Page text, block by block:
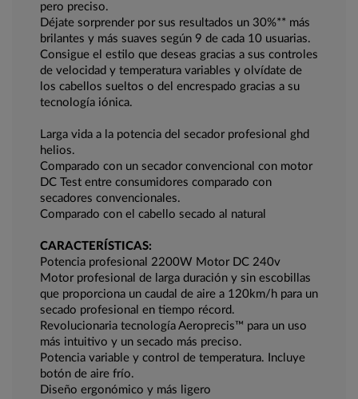
pero preciso.
Déjate sorprender por sus resultados un 30%** más
brilantes y más suaves según 9 de cada 10 usuarias.
Consigue el estilo que deseas gracias a sus controles
de velocidad y temperatura variables y olvídate de
los cabellos sueltos o del encrespado gracias a su
tecnología iónica.
Larga vida a la potencia del secador profesional ghd
helios.
Comparado con un secador convencional con motor
DC Test entre consumidores comparado con
secadores convencionales.
Comparado con el cabello secado al natural
CARACTERÍSTICAS:
Potencia profesional 2200W Motor DC 240v
Motor profesional de larga duración y sin escobillas
que proporciona un caudal de aire a 120km/h para un
secado profesional en tiempo récord.
Revolucionaria tecnología Aeroprecis™ para un uso
más intuitivo y un secado más preciso.
Potencia variable y control de temperatura. Incluye
botón de aire frío.
Diseño ergonómico y más ligero